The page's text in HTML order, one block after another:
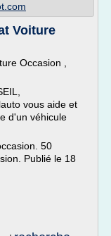
Voiture
Occasion ,
vous aide et
d'un véhicule
50
Publié le 18